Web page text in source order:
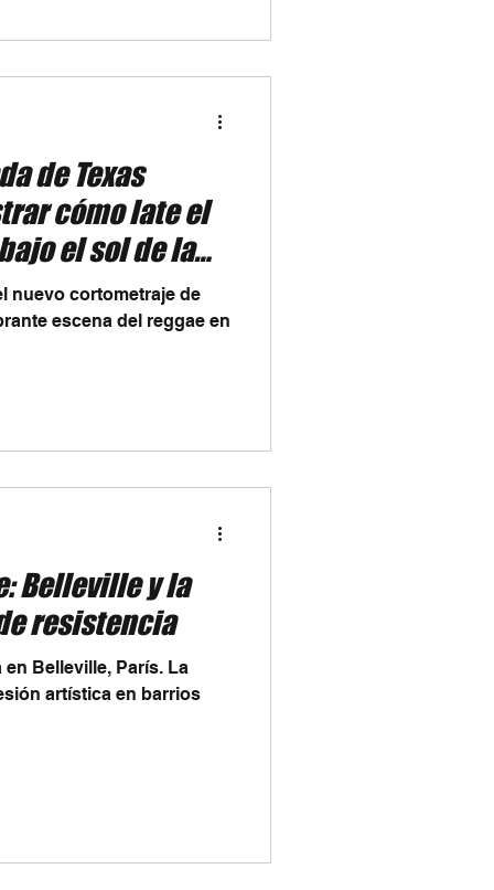
de Texas
cómo late el
el sol de la
nuevo cortometraje de
escena del reggae en
Belleville y la
resistencia
Belleville, París. La
artística en barrios